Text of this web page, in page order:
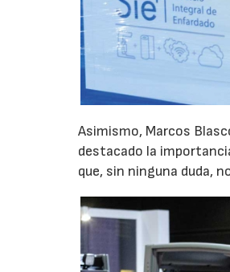
Asimismo, Marcos
destacado la
que, sin ninguna duda,